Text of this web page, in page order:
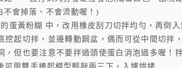
不會掉落、不會流動喔！)
蛋黃粉糊 中，改用橡皮刮刀切拌均勻，再倒入
挖起切拌，並邊轉動鋼盆，偶而可從中間切拌
，但也要注意不要拌過頭使蛋白消泡過多喔！